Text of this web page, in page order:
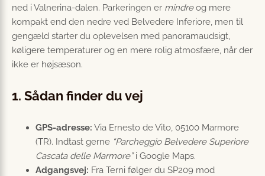
ned i Valnerina-dalen. Parkeringen er mindreog mere
kompakt end den nedre ved Belvedere Inferiore, men til
gengæld starter du oplevelsen med panoramaudsigt,
køligere temperaturer og en mere rolig atmosfære, når der
ikke er højsæson.
1. Sådan finder du vej
GPS-adresse: Via Ernesto de Vito, 05100 Marmore
(TR). Indtast gerne “Parcheggio Belvedere Superiore
Cascata delle Marmore”i Google Maps.
Adgangsvej: Fra Terni følger du SP209 mod